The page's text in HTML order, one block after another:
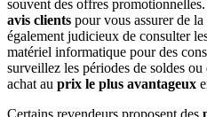
souvent des offres
avis clients pour vous assurer de
également judicieux de consulter
matériel informatique pour des
surveillez les périodes de soldes
achat au prix le plus avantageux
Certains revendeurs proposent des